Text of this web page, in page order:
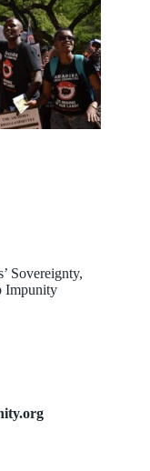
Sovereignty,
Impunity